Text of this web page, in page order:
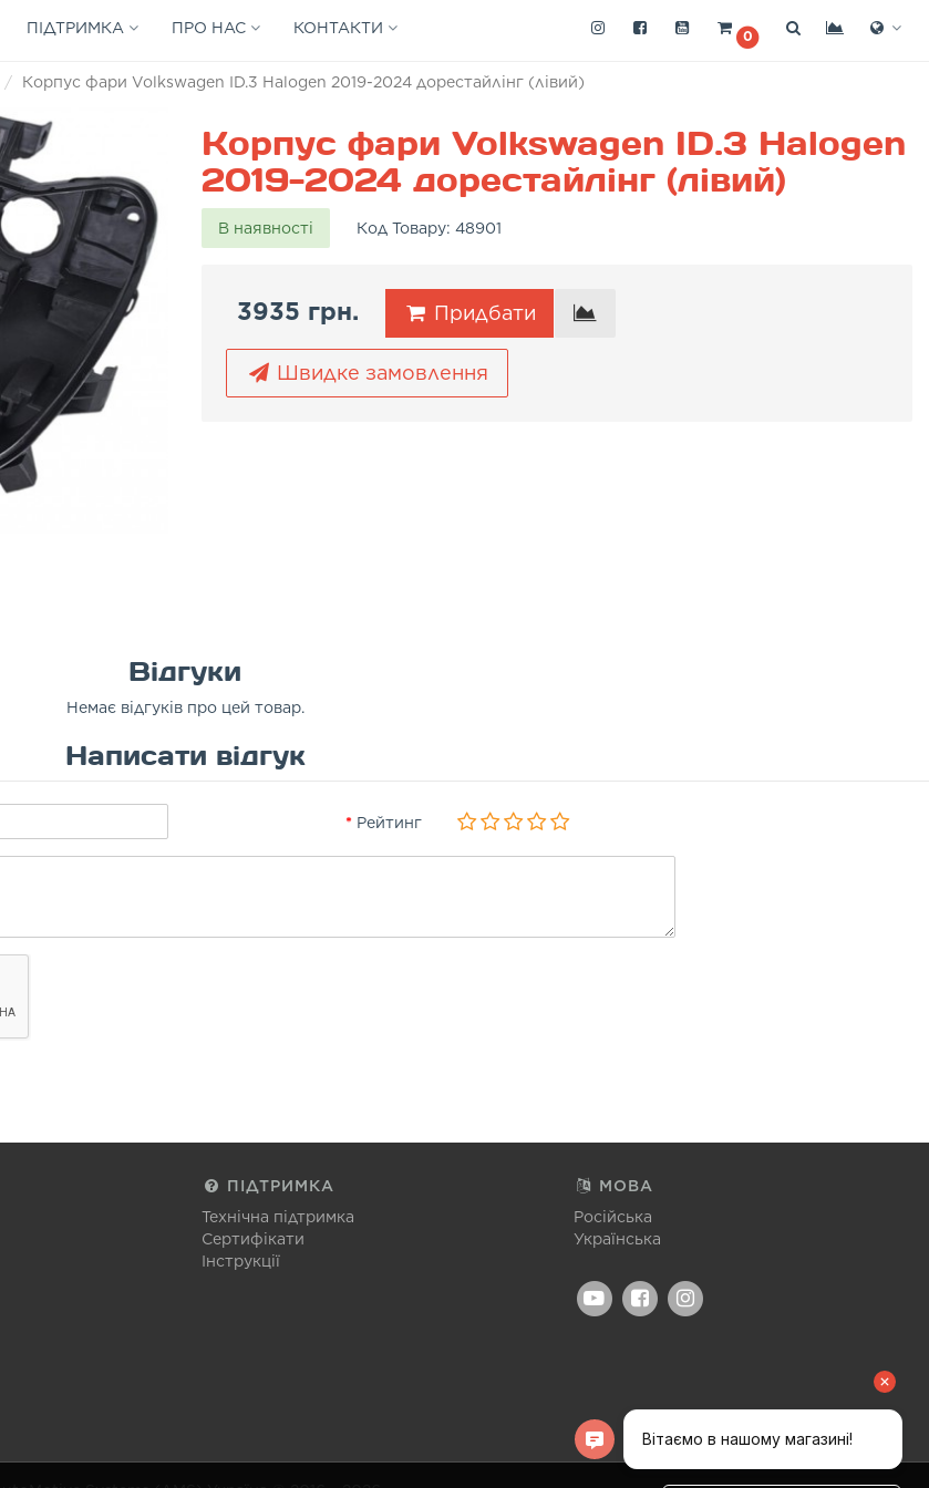
ПІДТРИМКА ПРО НАС КОНТАКТИ 0
Корпус фари Volkswagen ID.3 Halogen 2019-2024 дорестайлінг (лівий)
Корпус фари Volkswagen ID.3 Halogen
2019-2024 дорестайлінг (лівий)
В наявності Код Товару: 48901
3935 грн. Придбати
Швидке замовлення
Відгуки
Немає відгуків про цей товар.
Написати відгук
Рейтинг
ПІДТРИМКА
Технічна підтримка
Сертифікати
Інструкції
МОВА
Російська
Українська